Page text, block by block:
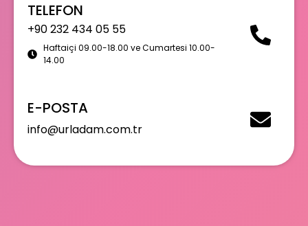
TELEFON
+90 232 434 05 55
Haftaiçi 09.00-18.00 ve Cumartesi 10.00-
14.00
E-POSTA
info@urladam.com.tr